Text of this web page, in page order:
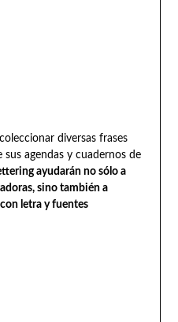
diversas frases
agendas y cuadernos de
ayudarán no sólo a
sino también a
letra y fuentes